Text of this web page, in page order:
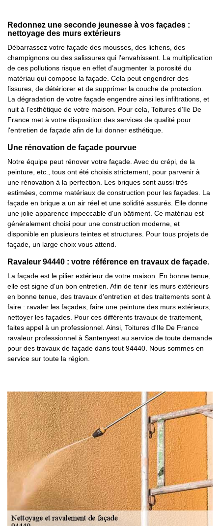
Redonnez une seconde jeunesse à vos façades :
nettoyage des murs extérieurs
Débarrassez votre façade des mousses, des lichens, des
champignons ou des salissures qui l'envahissent. La multiplication
de ces pollutions risque en effet d’augmenter la porosité du
matériau qui compose la façade. Cela peut engendrer des
fissures, de détériorer et de supprimer la couche de protection.
La dégradation de votre façade engendre ainsi les infiltrations, et
nuit à l’esthétique de votre maison. Pour cela, Toitures d'Ile De
France met à votre disposition des services de qualité pour
l'entretien de façade afin de lui donner esthétique.
Une rénovation de façade pourvue
Notre équipe peut rénover votre façade. Avec du crépi, de la
peinture, etc., tous ont été choisis strictement, pour parvenir à
une rénovation à la perfection. Les briques sont aussi très
estimées, comme matériaux de construction pour les façades. La
façade en brique a un air réel et une solidité assurés. Elle donne
une jolie apparence impeccable d'un bâtiment. Ce matériau est
généralement choisi pour une construction moderne, et
disponible en plusieurs teintes et structures. Pour tous projets de
façade, un large choix vous attend.
Ravaleur 94440 : votre référence en travaux de façade.
La façade est le pilier extérieur de votre maison. En bonne tenue,
elle est signe d'un bon entretien. Afin de tenir les murs extérieurs
en bonne tenue, des travaux d'entretien et des traitements sont à
faire : ravaler les façades, faire une peinture des murs extérieurs,
nettoyer les façades. Pour ces différents travaux de traitement,
faites appel à un professionnel. Ainsi, Toitures d'Ile De France
ravaleur professionnel à Santenyest au service de toute demande
pour des travaux de façade dans tout 94440. Nous sommes en
service sur toute la région.